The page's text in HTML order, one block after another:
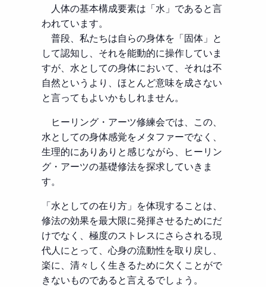
人体の基本構成要素は「水」であると言
われています。
普段、私たちは自らの身体を「固体」と
して認知し、それを能動的に操作していま
すが、水としての身体において、それは不
自然というより、ほとんど意味を成さない
と言ってもよいかもしれません。
ヒーリング・アーツ修練会では、この、
水としての身体感覚をメタファーでなく、
生理的にありありと感じながら、ヒーリン
グ・アーツの基礎修法を探求していきま
す。
「水としての在り方」を体現することは、
修法の効果を最大限に発揮させるためにだ
けでなく、極度のストレスにさらされる現
代人にとって、心身の流動性を取り戻し、
楽に、清々しく生きるために欠くことがで
きないものであると言えるでしょう。